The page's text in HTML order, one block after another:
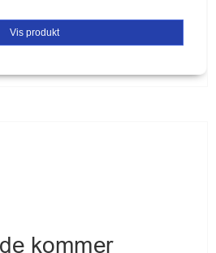
Vis produkt